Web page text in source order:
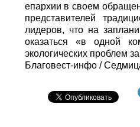
епархии в своем
представителей
лидеров, что на
оказаться «в одной
экологических проблем
Благовест-инфо/